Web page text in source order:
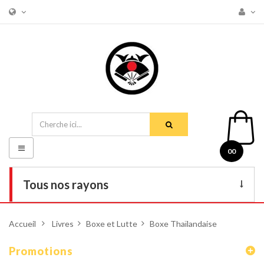
00
Tous nos rayons
Armes
Basculer
la
navigation
Accueil > Livres > Boxe et Lutte > Boxe Thaïlandaise
Promotions